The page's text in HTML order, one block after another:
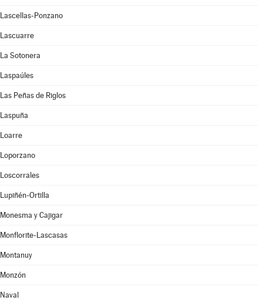
Lascellas-Ponzano
Lascuarre
La Sotonera
Laspaúles
Las Peñas de Riglos
Laspuña
Loarre
Loporzano
Loscorrales
Lupiñén-Ortilla
Monesma y Cajigar
Monflorite-Lascasas
Montanuy
Monzón
Naval